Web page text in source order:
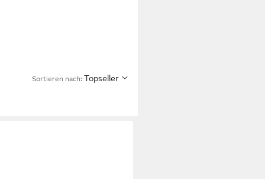
Sortieren nach: Topseller